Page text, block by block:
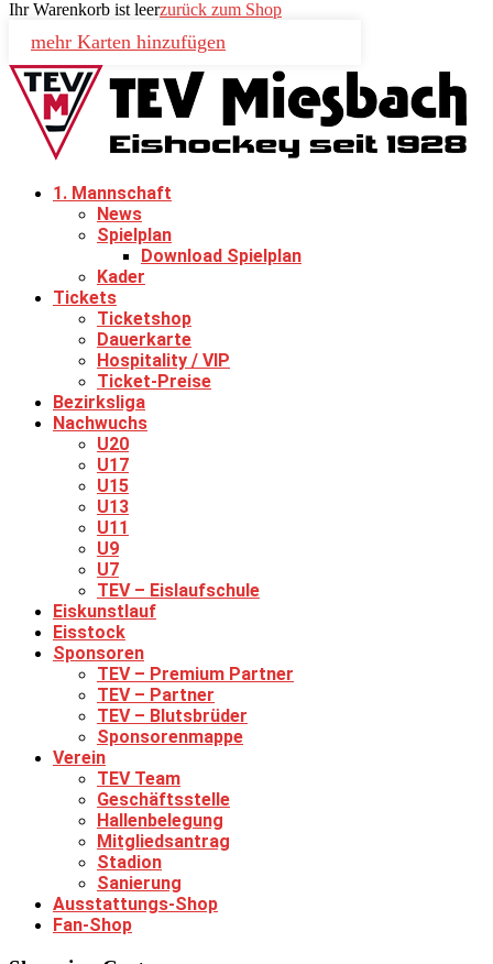
Ihr Warenkorb ist leerzurück zum Shop
mehr Karten hinzufügen
1. Mannschaft
News
Spielplan
Download Spielplan
Kader
Tickets
Ticketshop
Dauerkarte
Hospitality / VIP
Ticket-Preise
Bezirksliga
Nachwuchs
U20
U17
U15
U13
U11
U9
U7
TEV – Eislaufschule
Eiskunstlauf
Eisstock
Sponsoren
TEV – Premium Partner
TEV – Partner
TEV – Blutsbrüder
Sponsorenmappe
Verein
TEV Team
Geschäftsstelle
Hallenbelegung
Mitgliedsantrag
Stadion
Sanierung
Ausstattungs-Shop
Fan-Shop